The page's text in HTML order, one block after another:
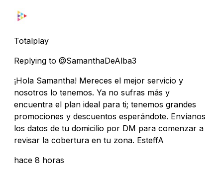
Totalplay
Replying to @SamanthaDeAlba3
¡Hola Samantha! Mereces el mejor servicio y
nosotros lo tenemos. Ya no sufras más y
encuentra el plan ideal para ti; tenemos grandes
promociones y descuentos esperándote. Envíanos
los datos de tu domicilio por DM para comenzar a
revisar la cobertura en tu zona. EsteffA
hace 8 horas